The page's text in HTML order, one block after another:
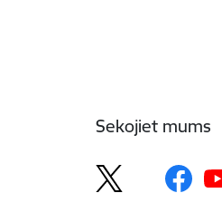
Sekojiet mums